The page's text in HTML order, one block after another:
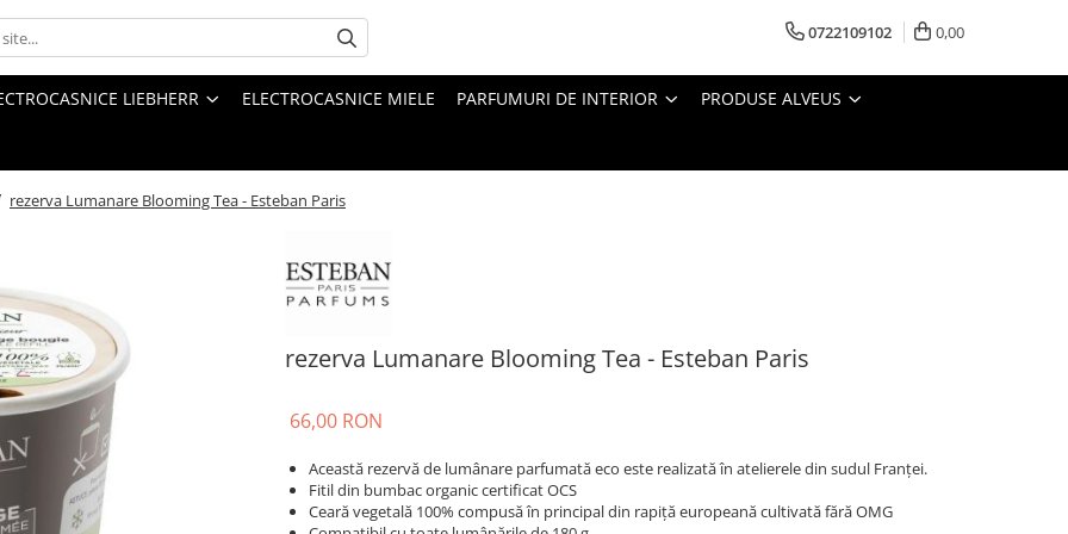
0722109102 0,00
LIEBHERR ELECTROCASNICE MIELE PARFUMURI DE INTERIOR PRODUSE ALVEUS
rezerva Lumanare Blooming Tea - Esteban Paris
rezerva Lumanare Blooming Tea - Esteban Paris
66,00 RON
Această rezervă de lumânare parfumată eco este realizată în atelierele din sudul Franței.
Fitil din bumbac organic certificat OCS
Ceară vegetală 100% compusă în principal din rapiță europeană cultivată fără OMG